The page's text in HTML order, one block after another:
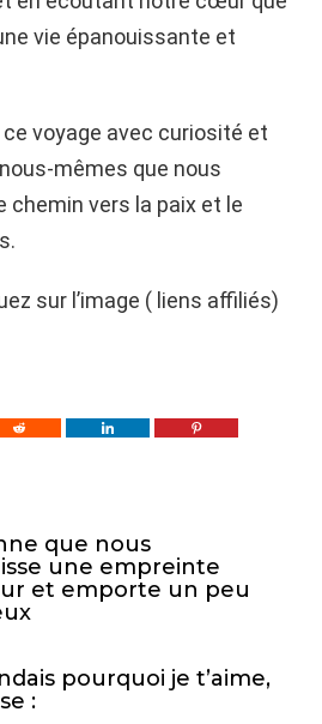
vie épanouissante et
voyage avec curiosité et
mêmes que nous
chemin vers la paix et le
sur l’image ( liens affiliés)
que nous
une empreinte
et emporte un peu
pourquoi je t’aime,
: